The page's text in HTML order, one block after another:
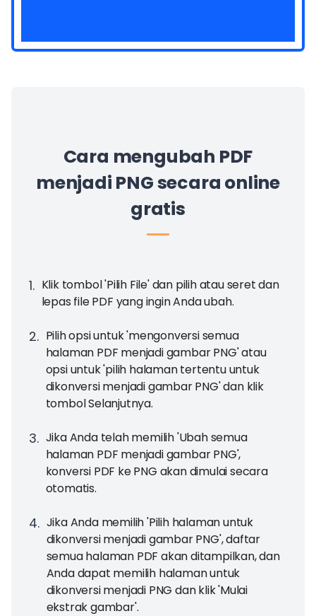
Cara mengubah PDF
menjadi PNG secara online
gratis
1. Klik tombol 'Pilih File' dan pilih atau seret dan
lepas file PDF yang ingin Anda ubah.
2. Pilih opsi untuk 'mengonversi semua
halaman PDF menjadi gambar PNG' atau
opsi untuk 'pilih halaman tertentu untuk
dikonversi menjadi gambar PNG' dan klik
tombol Selanjutnya.
3. Jika Anda telah memilih 'Ubah semua
halaman PDF menjadi gambar PNG',
konversi PDF ke PNG akan dimulai secara
otomatis.
4. Jika Anda memilih 'Pilih halaman untuk
dikonversi menjadi gambar PNG', daftar
semua halaman PDF akan ditampilkan, dan
Anda dapat memilih halaman untuk
dikonversi menjadi PNG dan klik 'Mulai
ekstrak gambar'.